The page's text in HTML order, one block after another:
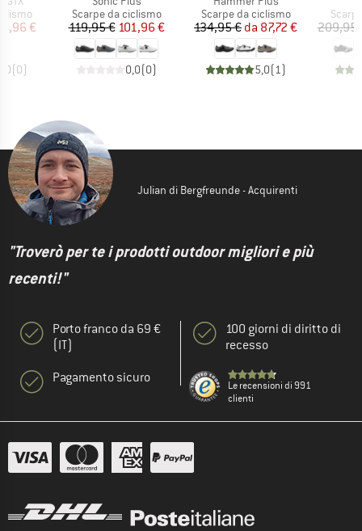
ridotto
€
(0)
Gruppo di prodotti
Scarpe da ciclismo
Prezzo
119,95 €Prezzo ridotto
101,96 €
0,0(0)
Gruppo di prodotti
Scarpe da ciclismo
Prezzo
134,95 € Prezzo ridotto
da 87,72 €
5,0(1)
209,95
Julian di Bergfreunde - Acquirenti
"Troverò per te i prodotti outdoor migliori e più
recenti!"
Porto franco da 69 €
(IT)
Pagamento sicuro
100 giorni di diritto di
recesso
Le recensioni di 991
clienti